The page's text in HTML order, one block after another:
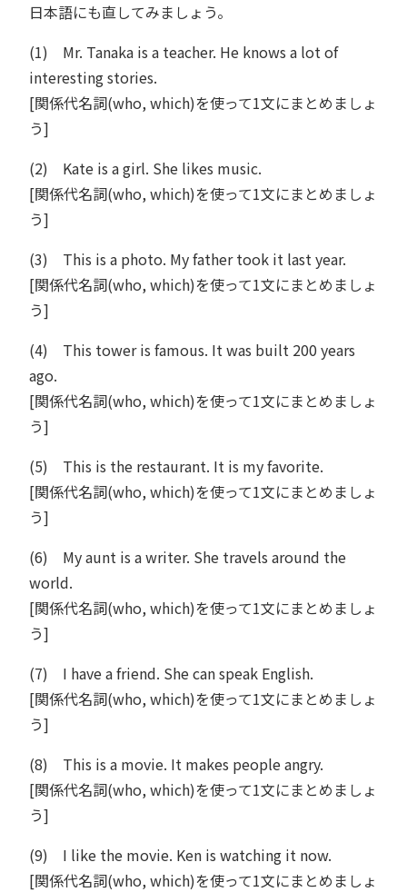
日本語にも直してみましょう。
(1) Mr. Tanaka is a teacher. He knows a lot of
interesting stories.
[関係代名詞(who, which)を使って1文にまとめましょ
う]
(2) Kate is a girl. She likes music.
[関係代名詞(who, which)を使って1文にまとめましょ
う]
(3) This is a photo. My father took it last year.
[関係代名詞(who, which)を使って1文にまとめましょ
う]
(4) This tower is famous. It was built 200 years
ago.
[関係代名詞(who, which)を使って1文にまとめましょ
う]
(5) This is the restaurant. It is my favorite.
[関係代名詞(who, which)を使って1文にまとめましょ
う]
(6) My aunt is a writer. She travels around the
world.
[関係代名詞(who, which)を使って1文にまとめましょ
う]
(7) I have a friend. She can speak English.
[関係代名詞(who, which)を使って1文にまとめましょ
う]
(8) This is a movie. It makes people angry.
[関係代名詞(who, which)を使って1文にまとめましょ
う]
(9) I like the movie. Ken is watching it now.
[関係代名詞(who, which)を使って1文にまとめましょ